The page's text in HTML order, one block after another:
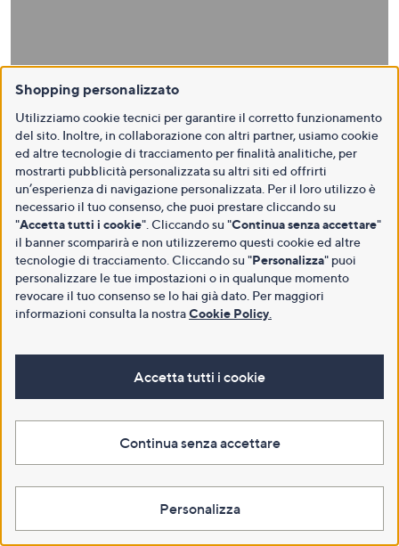
Shopping personalizzato
Utilizziamo cookie tecnici per garantire il corretto funzionamento
del sito. Inoltre, in collaborazione con altri partner, usiamo cookie
ed altre tecnologie di tracciamento per finalità analitiche, per
mostrarti pubblicità personalizzata su altri siti ed offrirti
un’esperienza di navigazione personalizzata. Per il loro utilizzo è
necessario il tuo consenso, che puoi prestare cliccando su
"Accetta tutti i cookie". Cliccando su "Continua senza accettare"
il banner scomparirà e non utilizzeremo questi cookie ed altre
tecnologie di tracciamento. Cliccando su "Personalizza" puoi
personalizzare le tue impostazioni o in qualunque momento
revocare il tuo consenso se lo hai già dato. Per maggiori
informazioni consulta la nostraCookie Policy
Accetta tutti i cookie
Continua senza accettare
Personalizza